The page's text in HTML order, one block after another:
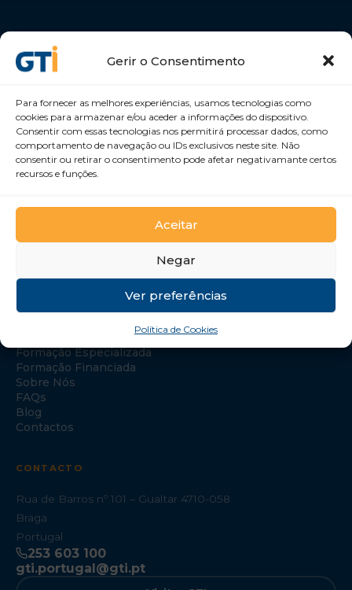
Gerir o Consentimento
Para fornecer as melhores experiências, usamos tecnologias como
cookies para armazenar e/ou aceder a informações do dispositivo.
Consentir com essas tecnologias nos permitirá processar dados, como
comportamento de navegação ou IDs exclusivos neste site. Não
consentir ou retirar o consentimento pode afetar negativamante certos
recursos e funções.
Aceitar
Negar
Ver preferências
Política de Cookies
Desenvolvemos Pessoas e Organizações
GTI Portugal – Formação Profissional, S.A.
NAVEGAÇÃO
Formação Especializada
Formação Financiada
Sobre Nós
FAQs
Blog
Contactos
CONTACTO
Rua de Barros nº 101 – Gualtar 4710-058
Braga
Portugal
253 603 100
gti.portugal@gti.pt